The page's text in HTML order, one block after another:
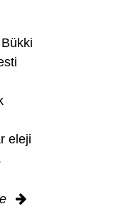
eleji